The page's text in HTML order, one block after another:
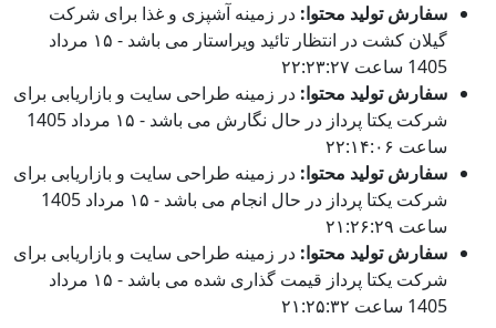
سفارش تولید محتوا: در زمینه آشپزی و غذا برای شرکت
گیلان کشت در انتظار تائید ویراستار می باشد - ۱۵ مرداد
1405 ساعت ۲۲:۲۳:۲۷
سفارش تولید محتوا: در زمینه طراحی سایت و بازاریابی برای
شرکت یکتا پرداز در حال نگارش می باشد - ۱۵ مرداد 1405
ساعت ۲۲:۱۴:۰۶
سفارش تولید محتوا: در زمینه طراحی سایت و بازاریابی برای
شرکت یکتا پرداز در حال انجام می باشد - ۱۵ مرداد 1405
ساعت ۲۱:۲۶:۲۹
سفارش تولید محتوا: در زمینه طراحی سایت و بازاریابی برای
شرکت یکتا پرداز قیمت گذاری شده می باشد - ۱۵ مرداد
1405 ساعت ۲۱:۲۵:۳۲